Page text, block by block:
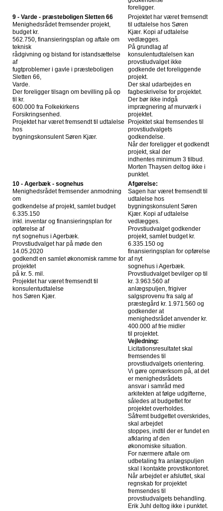
foreligger.
9 - Varde - præsteboligen Sletten 66
Menighedsrådet fremsender projekt,
budget kr.
562.750, finansieringsplan og aftale om
teknisk
rådgivning og bistand for istandsættelse
af
fugtproblemer i gavle i præsteboligen
Sletten 66,
Varde.
Der foreligger tilsagn om bevilling på op
til kr.
600.000 fra Folkekirkens
Forsikringsenhed.
Projektet har været fremsendt til udtalelse
hos
bygningskonsulent Søren Kjær.
Projektet har været fremsendt
til udtalelse hos Søren
Kjær. Kopi af udtalelse
vedlægges.
På grundlag af
konsulentudtalelsen kan
provstiudvalget ikke
godkende det foreliggende
projekt.
Der skal udarbejdes en
fagbeskrivelse for projektet.
Der bør ikke indgå
imprægnering af murværk i
projektet.
Projektet skal fremsendes til
provstiudvalgets
godkendelse.
Når der foreligger et godkendt
projekt, skal der
indhentes minimum 3 tilbud.
Morten Thaysen deltog ikke i
punktet.
10 - Agerbæk - sognehus
Menighedsrådet fremsender anmodning
om
godkendelse af projekt, samlet budget
6.335.150
inkl. inventar og finansieringsplan for
opførelse af
nyt sognehus i Agerbæk.
Provstiudvalget har på møde den
14.05.2020
godkendt en samlet økonomisk ramme for
projektet
på kr. 5. mil.
Projektet har været fremsendt til
konsulentudtalelse
hos Søren Kjær.
Afgørelse:
Sagen har været fremsendt til
udtalelse hos
bygningskonsulent Søren
Kjær. Kopi af udtalelse
vedlægges.
Provstiudvalget godkender
projekt, samlet budget kr.
6.335.150 og
finansieringsplan for opførelse
af nyt
sognehus i Agerbæk.
Provstiudvalget bevilger op til
kr. 3.963.560 af
anlægspuljen, frigiver
salgsprovenu fra salg af
præstegård kr. 1.971.560 og
godkender at
menighedsrådet anvender kr.
400.000 af frie midler
til projektet.
Vejledning:
Licitationsresultatet skal
fremsendes til
provstiudvalgets orientering.
Vi gøre opmærksom på, at det
er menighedsrådets
ansvar i samråd med
arkitekten at følge udgifterne,
således at budgettet for
projektet overholdes.
Såfremt budgettet overskrides,
skal arbejdet
stoppes, indtil der er fundet en
afklaring af den
økonomiske situation.
For nærmere aftale om
udbetaling fra anlægspuljen
skal I kontakte provstikontoret.
Når arbejdet er afsluttet, skal
regnskab for projektet
fremsendes til
provstiudvalgets behandling.
Erik Juhl deltog ikke i punktet.